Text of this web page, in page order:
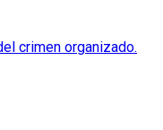
crimen organizado.